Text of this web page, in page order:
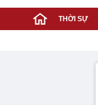
THỜI SỰ